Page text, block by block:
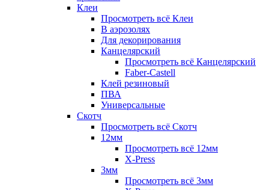
Клеи
Просмотреть всё Клеи
В аэрозолях
Для декорирования
Канцелярский
Просмотреть всё Канцелярский
Faber-Castell
Клей резиновый
ПВА
Универсальные
Скотч
Просмотреть всё Скотч
12мм
Просмотреть всё 12мм
X-Press
3мм
Просмотреть всё 3мм